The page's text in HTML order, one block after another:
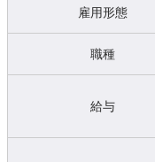
雇用形態
職種
給与